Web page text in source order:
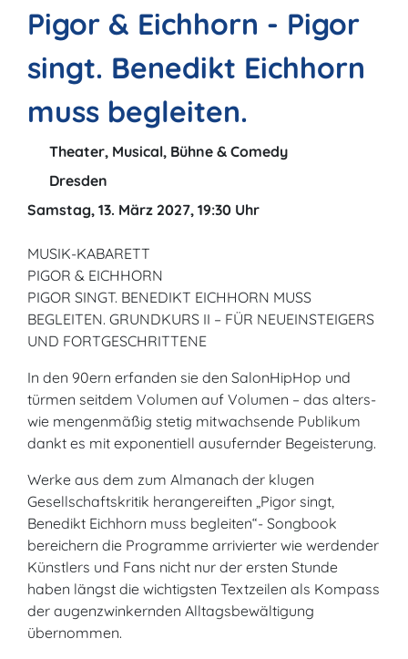
Pigor & Eichhorn - Pigor
singt. Benedikt Eichhorn
muss begleiten.
Theater, Musical, Bühne & Comedy
Dresden
Samstag, 13. März 2027, 19:30 Uhr
MUSIK-KABARETT
PIGOR & EICHHORN
PIGOR SINGT. BENEDIKT EICHHORN MUSS
BEGLEITEN. GRUNDKURS II – FÜR NEUEINSTEIGERS
UND FORTGESCHRITTENE
In den 90ern erfanden sie den SalonHipHop und
türmen seitdem Volumen auf Volumen – das alters-
wie mengenmäßig stetig mitwachsende Publikum
dankt es mit exponentiell ausufernder Begeisterung.
Werke aus dem zum Almanach der klugen
Gesellschaftskritik herangereiften „Pigor singt,
Benedikt Eichhorn muss begleiten“- Songbook
bereichern die Programme arrivierter wie werdender
Künstlers und Fans nicht nur der ersten Stunde
haben längst die wichtigsten Textzeilen als Kompass
der augenzwinkernden Alltagsbewältigung
übernommen.